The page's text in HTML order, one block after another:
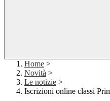
Home >
Novità >
Le notizie >
Iscrizioni online classi